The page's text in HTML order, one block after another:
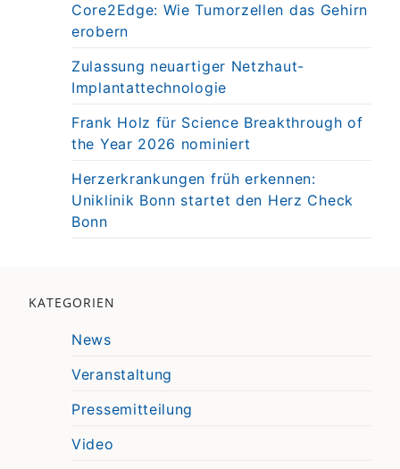
Core2Edge: Wie Tumorzellen das Gehirn
erobern
Zulassung neuartiger Netzhaut-
Implantattechnologie
Frank Holz für Science Breakthrough of
the Year 2026 nominiert
Herzerkrankungen früh erkennen:
Uniklinik Bonn startet den Herz Check
Bonn
KATEGORIEN
News
Veranstaltung
Pressemitteilung
Video